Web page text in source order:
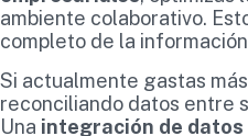
ambiente colaborativo.
completo de la
Si actualmente gastas
reconciliando datos entre
Una integración de datos